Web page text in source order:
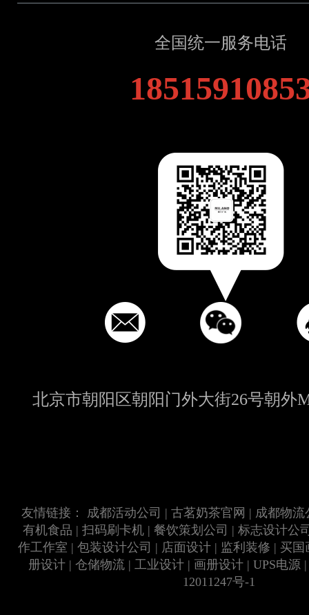
全国统一服务电话
北京市朝阳区朝阳门外大街26号朝外
友情链接： 成都活动公司 | 古茗奶茶官网 | 成都物流
有机食品 | 扫码刷卡机 | 餐饮策划公司 | 标志设计公
作工作室 | 包装设计公司 | 店面设计 | 监利装修 | 买国
册设计| 仓储物流| 工业设计| 画册设计| UPS电源
12011247号-1